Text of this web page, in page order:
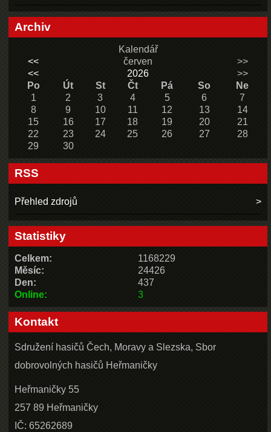
Archiv
Kalendář
<<
červen
>>
<<
2026
>>
Po
Út St Čt Pá So
Ne
1
2 3 4 5 6
7
8
9 10 11 12 13
14
15
16 17 18 19 20
21
22
23 24 25 26 27
28
29
30
RSS
Přehled zdrojů
Statistiky
Online: 3
Celkem:
1168229
Měsíc:
24426
Den:
437
Kontakt
Sdružení hasičů Čech, Moravy a Slezska, Sbor
dobrovolných hasičů Heřmaničky
Heřmaničky 55
257 89 Heřmaničky
IČ: 65262689